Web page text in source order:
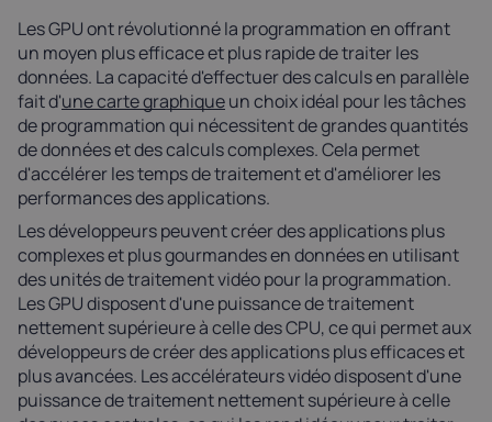
Les GPU ont révolutionné la programmation en offrant
un moyen plus efficace et plus rapide de traiter les
données. La capacité d'effectuer des calculs en parallèle
fait d'une carte graphiqueun choix idéal pour les tâches
de programmation qui nécessitent de grandes quantités
de données et des calculs complexes. Cela permet
d'accélérer les temps de traitement et d'améliorer les
performances des applications.
Les développeurs peuvent créer des applications plus
complexes et plus gourmandes en données en utilisant
des unités de traitement vidéo pour la programmation.
Les GPU disposent d'une puissance de traitement
nettement supérieure à celle des CPU, ce qui permet aux
développeurs de créer des applications plus efficaces et
plus avancées. Les accélérateurs vidéo disposent d'une
puissance de traitement nettement supérieure à celle